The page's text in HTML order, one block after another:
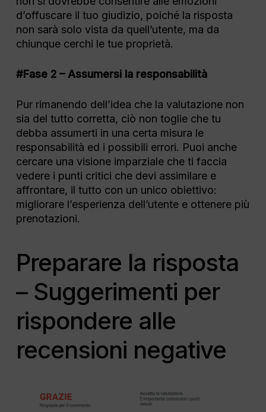
d’offuscare il tuo giudizio, poiché la risposta
non sarà solo vista da quell’utente, ma da
chiunque cerchi le tue proprietà.
#Fase 2 – Assumersi la responsabilità
Pur rimanendo dell’idea che la valutazione non
sia del tutto corretta, ciò non toglie che tu
debba assumerti in una certa misura le
responsabilità ed i possibili errori. Puoi anche
cercare una visione imparziale che ti faccia
vedere i punti critici che devi assimilare e
affrontare, il tutto con un unico obiettivo:
migliorare l’esperienza dell’utente e ottenere più
prenotazioni.
Preparare la risposta
– Suggerimenti per
rispondere alle
recensioni negative